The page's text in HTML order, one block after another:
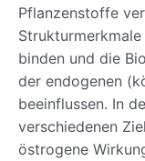
Pflanzenstoffe
binden und die
der endogenen
beeinflussen. In
verschiedenen
östrogene